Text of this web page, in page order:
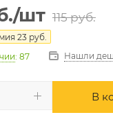
/шт 115руб.
23 руб.
: 87 Нашли
В